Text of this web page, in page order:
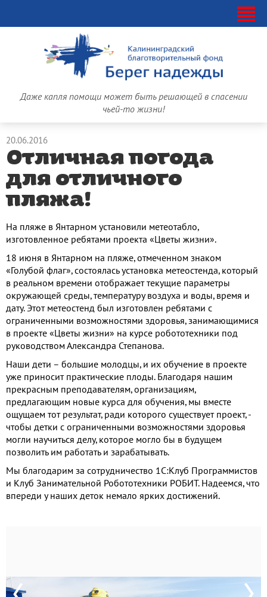
Даже капля помощи может быть решающей в спасении
чьей-то жизни!
20.06.2016
Отличная погода
для отличного
пляжа!
На пляже в Янтарном установили метеотабло,
изготовленное ребятами проекта «Цветы жизни».
18 июня в Янтарном на пляже, отмеченном знаком
«Голубой флаг», состоялась установка метеостенда, который
в реальном времени отображает текущие параметры
окружающей среды, температуру воздуха и воды, время и
дату. Этот метеостенд был изготовлен ребятами с
ограниченными возможностями здоровья, занимающимися
в проекте «Цветы жизни» на курсе робототехники под
руководством Александра Степанова.
Наши дети – большие молодцы, и их обучение в проекте
уже приносит практические плоды. Благодаря нашим
прекрасным преподавателям, организациям,
предлагающим новые курса для обучения, мы вместе
ощущаем тот результат, ради которого существует проект, -
чтобы детки с ограниченными возможностями здоровья
могли научиться делу, которое могло бы в будущем
позволить им работать и зарабатывать.
Мы благодарим за сотрудничество 1С:Клуб Программистов
и Клуб Занимательной Робототехники РОБИТ. Надеемся, что
впереди у наших деток немало ярких достижений.